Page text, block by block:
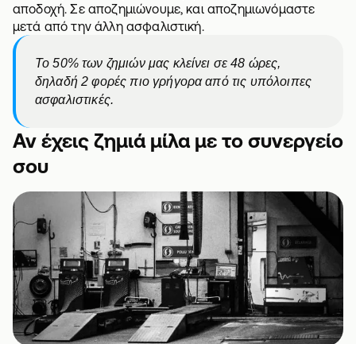
αποδοχή. Σε αποζημιώνουμε, και αποζημιωνόμαστε
μετά από την άλλη ασφαλιστική.
Το 50% των ζημιών μας κλείνει σε 48 ώρες,
δηλαδή 2 φορές πιο γρήγορα από τις υπόλοιπες
ασφαλιστικές.
Αν έχεις ζημιά μίλα με το συνεργείο
σου